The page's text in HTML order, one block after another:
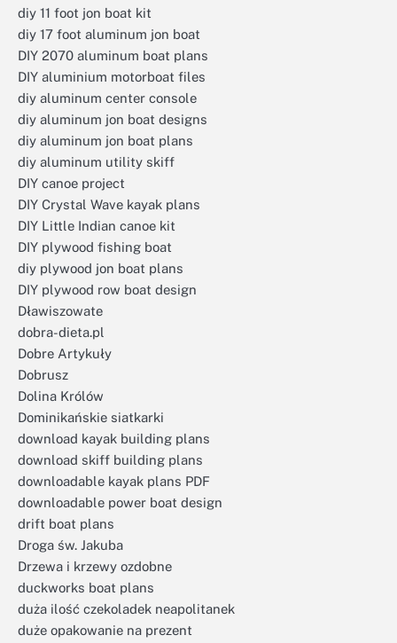
diy 11 foot jon boat kit
diy 17 foot aluminum jon boat
DIY 2070 aluminum boat plans
DIY aluminium motorboat files
diy aluminum center console
diy aluminum jon boat designs
diy aluminum jon boat plans
diy aluminum utility skiff
DIY canoe project
DIY Crystal Wave kayak plans
DIY Little Indian canoe kit
DIY plywood fishing boat
diy plywood jon boat plans
DIY plywood row boat design
Dławiszowate
dobra-dieta.pl
Dobre Artykuły
Dobrusz
Dolina Królów
Dominikańskie siatkarki
download kayak building plans
download skiff building plans
downloadable kayak plans PDF
downloadable power boat design
drift boat plans
Droga św. Jakuba
Drzewa i krzewy ozdobne
duckworks boat plans
duża ilość czekoladek neapolitanek
duże opakowanie na prezent